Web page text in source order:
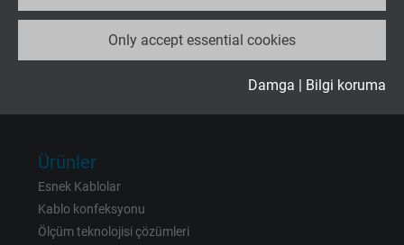
Google LLC
Name _gid, Google Analytics
Only accept essential cookies
Damga | Bilgi koruma
Iletişim
Bewertung auf Google
Ürünler
Esnek Kablolar
Kablo konfeksyonu
Ölçüm teknolojisi çözümleri